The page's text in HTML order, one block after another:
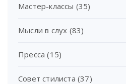
Мастер-классы (35)
Мысли в слух (83)
Пресса (15)
Совет стилиста (37)